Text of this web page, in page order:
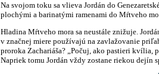
Na svojom toku sa vlieva Jordán do
plochými a barinatými ramenami do Mŕtveho
Hladina Mŕtveho mora sa neustále znižuje.
v značnej miere používajú na zavlažovanie
proroka Zachariáša? „Počuj, ako pastieri kvília,
Napriek tomu Jordán vždy zostane riekou dejín